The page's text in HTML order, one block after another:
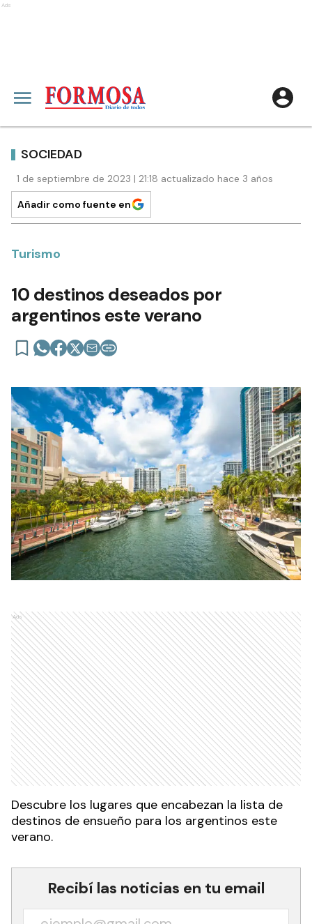
Ads
SOCIEDAD
1 de septiembre de 2023 | 21:18 actualizado hace 3 años
Añadir como fuente en
Turismo
10 destinos deseados por
argentinos este verano
Ads
Descubre los lugares que encabezan la lista de
destinos de ensueño para los argentinos este
verano.
Recibí las noticias en tu email